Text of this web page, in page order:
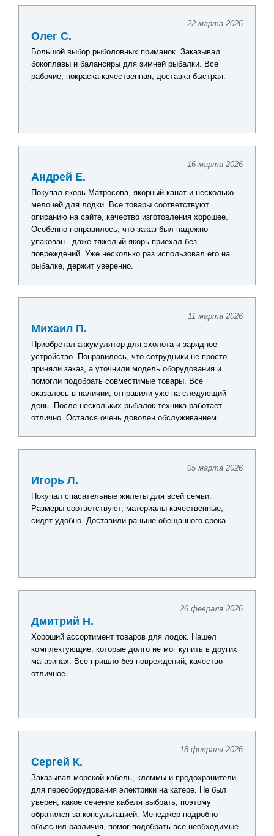
22 марта 2026
Олег С.
Большой выбор рыболовных приманок. Заказывал
бокоплавы и балансиры для зимней рыбалки. Все
рабочие, покраска качественная, доставка быстрая.
16 марта 2026
Андрей Е.
Покупал якорь Матросова, якорный канат и несколько
мелочей для лодки. Все товары соответствуют
описанию на сайте, качество изготовления хорошее.
Особенно понравилось, что заказ был надежно
упакован - даже тяжелый якорь приехал без
повреждений. Уже несколько раз использовал его на
рыбалке, держит уверенно.
11 марта 2026
Михаил П.
Приобретал аккумулятор для эхолота и зарядное
устройство. Понравилось, что сотрудники не просто
приняли заказ, а уточнили модель оборудования и
помогли подобрать совместимые товары. Все
оказалось в наличии, отправили уже на следующий
день. После нескольких рыбалок техника работает
отлично. Остался очень доволен обслуживанием.
05 марта 2026
Игорь Л.
Покупал спасательные жилеты для всей семьи.
Размеры соответствуют, материалы качественные,
сидят удобно. Доставили раньше обещанного срока.
26 февраля 2026
Дмитрий Н.
Хороший ассортимент товаров для лодок. Нашел
комплектующие, которые долго не мог купить в других
магазинах. Все пришло без повреждений, качество
отличное.
18 февраля 2026
Сергей К.
Заказывал морской кабель, клеммы и предохранители
для переоборудования электрики на катере. Не был
уверен, какое сечение кабеля выбрать, поэтому
обратился за консультацией. Менеджер подробно
объяснил различия, помог подобрать все необходимые